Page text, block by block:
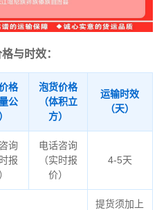
与时效：
格
公
泡货价格
（体积立
方）
运输时效
（天）
询
报
电话咨询
（实时报
价）
4-5天
提货须加上